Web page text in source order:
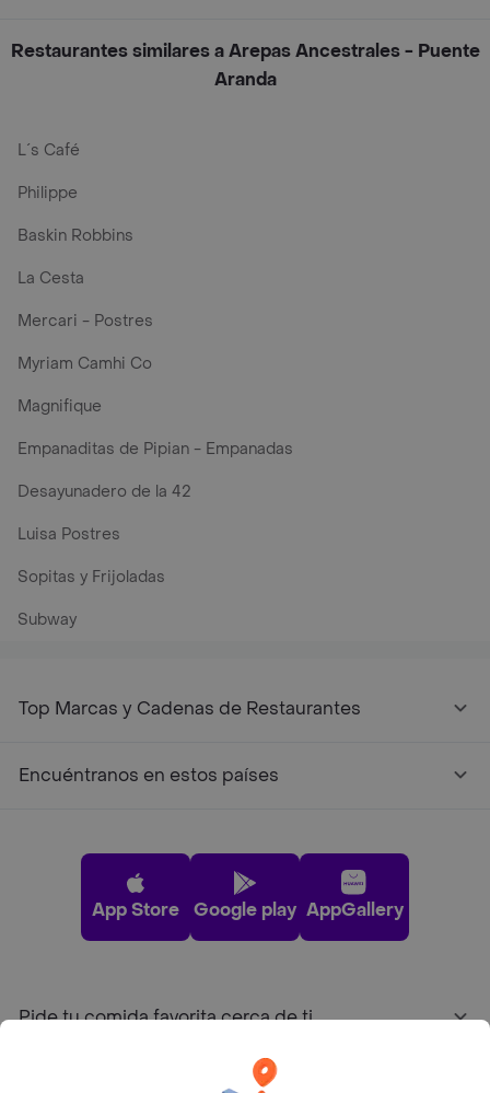
Restaurantes similares a Arepas Ancestrales - Puente
Aranda
L´s Café
Philippe
Baskin Robbins
La Cesta
Mercari - Postres
Myriam Camhi Co
Magnifique
Empanaditas de Pipian - Empanadas
Desayunadero de la 42
Luisa Postres
Sopitas y Frijoladas
Subway
Top Marcas y Cadenas de Restaurantes
Encuéntranos en estos países
App Store Google play AppGallery
Pide tu comida favorita cerca de ti